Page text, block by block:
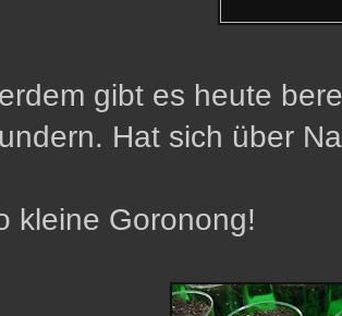
gibt es heute
Hat sich über
kleine Goronong!